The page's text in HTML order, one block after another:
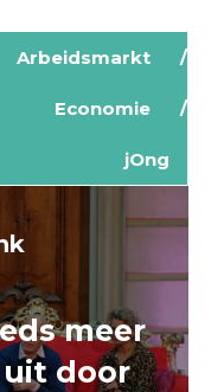
Arbeidsmarkt
Economie
jOng
meer
uit door